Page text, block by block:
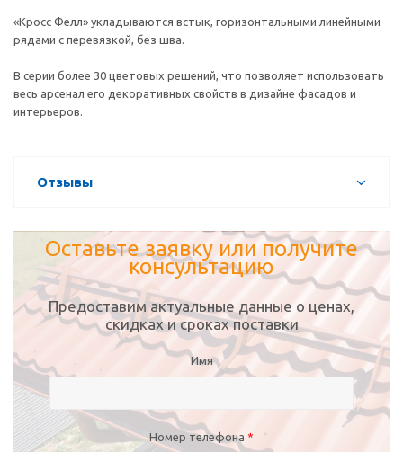
«Кросс Фелл» укладываются встык, горизонтальными линейными
рядами с перевязкой, без шва.
В серии более 30 цветовых решений, что позволяет использовать
весь арсенал его декоративных свойств в дизайне фасадов и
интерьеров.
Отзывы
Оставьте заявку или получите
консультацию
Предоставим актуальные данные о ценах,
скидках и сроках поставки
Имя
Номер телефона *